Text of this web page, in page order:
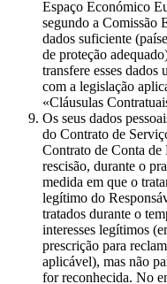
Espaço Económico
segundo a Comissão
dados suficiente
de proteção
transfere esses
com a legislação
«Cláusulas
Os seus dados
do Contrato de
Contrato de Conta de
rescisão, durante o
medida em que o
legítimo do
tratados durante o
interesses legítimos
prescrição para
aplicável), mas não
for reconhecida. No